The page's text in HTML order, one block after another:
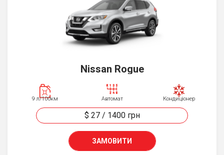
Nissan Rogue
9 л/100км Автомат Кондиціонер
$ 27/ 1400 грн
ЗАМОВИТИ